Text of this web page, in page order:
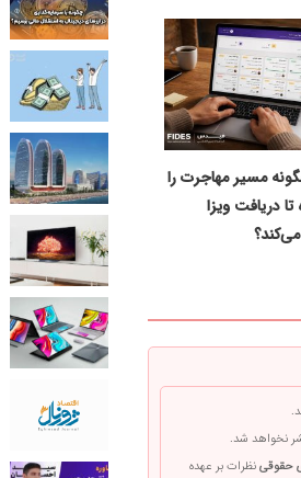
مسیر مهاجرت را
تا دریافت ویزا
نخواهد شد.
حقوقینظرات بر عهده